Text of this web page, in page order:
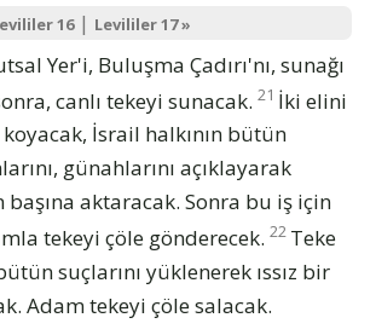
16| Levililer 17 »
Yer'i, Buluşma Çadırı'nı, sunağı
canlı tekeyi sunacak. 21 İki elini
İsrail halkının bütün
günahlarını açıklayarak
başına aktaracak. Sonra bu iş için
tekeyi çöle gönderecek. 22 Teke
suçlarını yüklenerek ıssız bir
Adam tekeyi çöle salacak.